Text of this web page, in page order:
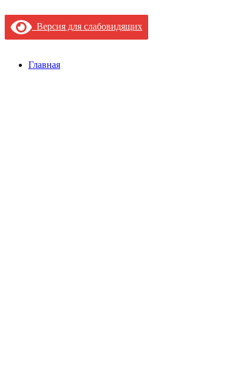
Версия для слабовидящих
Главная